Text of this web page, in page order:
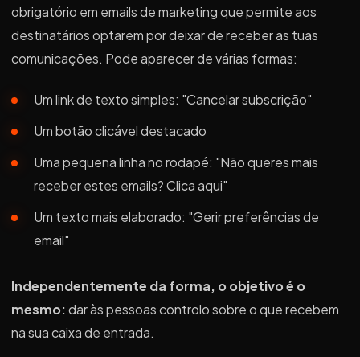
obrigatório em emails de marketing que permite aos
destinatários optarem por deixar de receber as tuas
comunicações. Pode aparecer de várias formas:
Um link de texto simples: "Cancelar subscrição"
Um botão clicável destacado
Uma pequena linha no rodapé: "Não queres mais
receber estes emails? Clica aqui"
Um texto mais elaborado: "Gerir preferências de
email"
Independentemente da forma, o objetivo é o
mesmo:dar às pessoas controlo sobre o que recebem
na sua caixa de entrada.